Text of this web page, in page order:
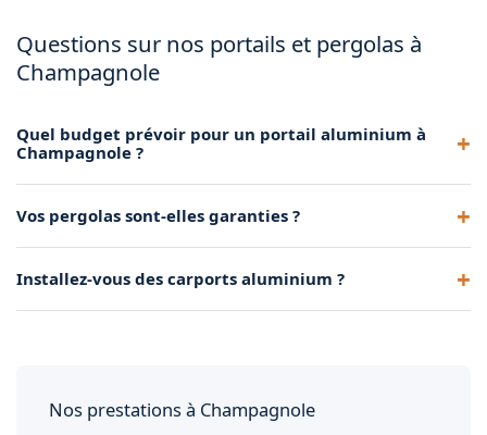
Questions sur nos portails et pergolas à
Champagnole
Quel budget prévoir pour un portail aluminium à
Champagnole ?
motorisation. Nous établissons un devis gratuit après visite
technique à Champagnole.
Vos pergolas sont-elles garanties ?
Les équipements sont également couverts par la garantie
fabricant.
Installez-vous des carports aluminium ?
Nos prestations à Champagnole